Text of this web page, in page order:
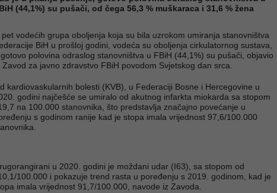
(44,1%) su pušači, od čega 56,3 % muškaraca i 31,6 % žena
pet vodećih grupa oboljenja koja su bila uzrokom umiranja stanovništva
BiH u prošloj godini, vodeća su oboljenja cirkulatornog sustava,
polovina odraslog stanovništva u FBiH (44,1%) su pušači, objavio
Zavod za javno zdravstvo FBiH povodom Svjetskog dan srca.
kardiovaskularnih bolesti (KVB), u Federaciji Bosne i Hercegovine u
godini najčešće se umiralo od akutnog infarkta miokarda sa stopom
na 100.000 stanovnika, što predstavlja značajno povećanje u
s godinom ranije kad je stopa imala vrijednost 97,6/100.000
u 2020. godini je moždani udar (I63), sa stopom od
100.000 i pokazuje trend rasta u poređenju s 2019. godinom, kad je
imala vrijednost 91,7/100.000, navode iz Zavoda.